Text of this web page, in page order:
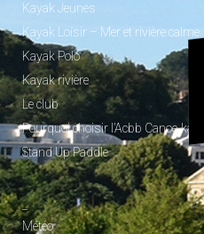
Kayak Jeunes
Kayak Loisir – Mer et rivière calme
Kayak Polo
Kayak rivière
Le club
Pourquoi choisir l’Acbb Canoe-
Stand Up Paddle
_
Météo